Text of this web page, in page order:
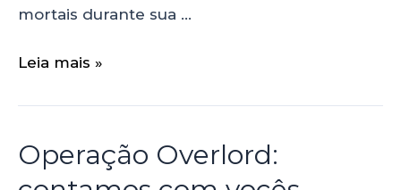
mortais durante sua …
Leia mais »
Operação Overlord: